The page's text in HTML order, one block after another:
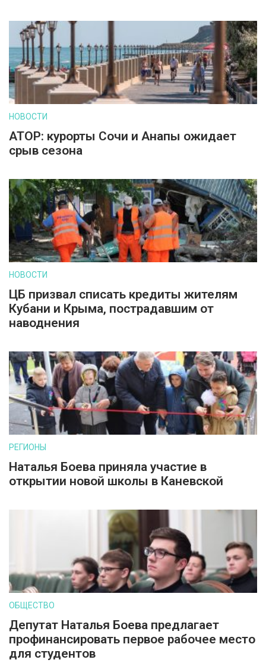
НОВОСТИ
АТОР: курорты Сочи и Анапы ожидает
срыв сезона
НОВОСТИ
ЦБ призвал списать кредиты жителям
Кубани и Крыма, пострадавшим от
наводнения
РЕГИОНЫ
Наталья Боева приняла участие в
открытии новой школы в Каневской
ОБЩЕСТВО
Депутат Наталья Боева предлагает
профинансировать первое рабочее место
для студентов